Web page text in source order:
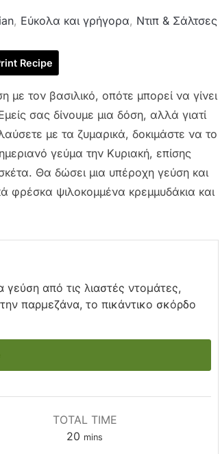
, Εύκολα και γρήγορα, Ντιπ & Σάλτσες
Recipe
με τον βασιλικό, οπότε μπορεί να γίνει
σας δίνουμε μια δόση, αλλά γιατί
με τα ζυμαρικά, δοκιμάστε να το
γεύμα την Κυριακή, επίσης
Θα δώσει μια υπέροχη γεύση και
φρέσκα ψιλοκομμένα κρεμμυδάκια και
από τις λιαστές ντομάτες,
παρμεζάνα, το πικάντικο σκόρδο
TOTAL TIME
20 minutes
mins